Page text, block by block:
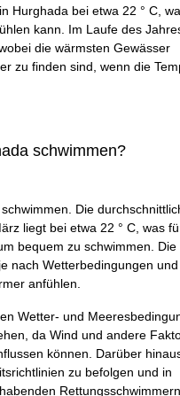
Hurghada bei etwa 22 ° C,
kann. Im Laufe des
die wärmsten Gewässer
zu finden sind, wenn die
schwimmen?
Die
liegt bei etwa 22 ° C, was
bequem zu schwimmen. Die
nach Wetterbedingungen und
anfühlen.
Wetter- und
da Wind und andere
können. Darüber
zu befolgen und in